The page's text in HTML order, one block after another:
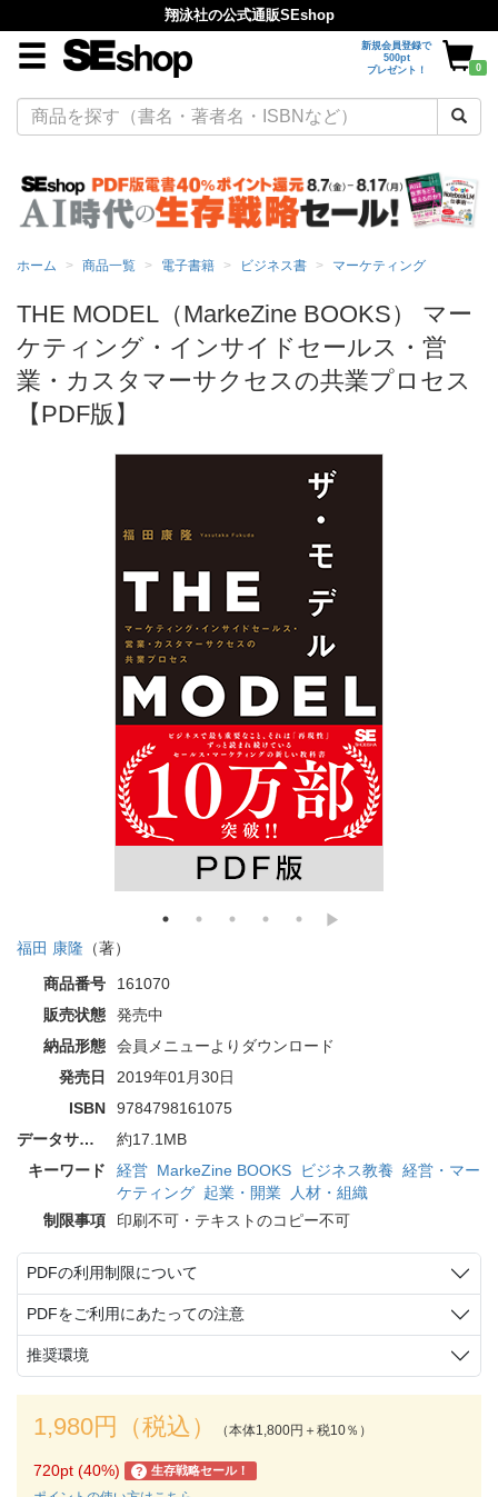
翔泳社の公式通販SEshop
新規会員登録で
500pt
プレゼント！
0
ホーム 商品一覧 電子書籍 ビジネス書 マーケティング
THE MODEL（MarkeZine BOOKS） マー
ケティング・インサイドセールス・営
業・カスタマーサクセスの共業プロセス
【PDF版】
福田 康隆 （著）
商品番号
161070
販売状態
発売中
納品形態
会員メニューよりダウンロード
発売日
2019年01月30日
ISBN
9784798161075
データサイズ
約17.1MB
キーワード
経営 MarkeZine BOOKS ビジネス教養 経営・マー
ケティング 起業・開業
人材・組織
制限事項
印刷不可・テキストのコピー不可
PDFの利用制限について
PDFをご利用にあたっての注意
推奨環境
1,980円（税込） （本体1,800円＋税10％）
720pt (40%) ? 生存戦略セール！